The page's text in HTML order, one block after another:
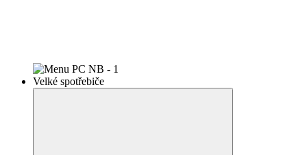
Velké spotřebiče